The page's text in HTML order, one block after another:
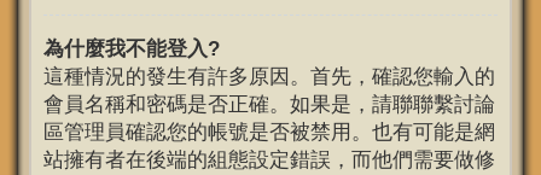
為什麼我不能登入?
這種情況的發生有許多原因。首先，確認您輸入的
會員名稱和密碼是否正確。如果是，請聯聯繫討論
區管理員確認您的帳號是否被禁用。也有可能是網
站擁有者在後端的組態設定錯誤，而他們需要做修